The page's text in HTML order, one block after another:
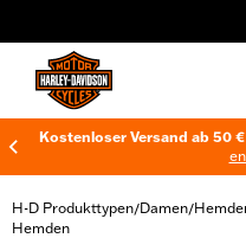
Kostenloser Versand ab 50
H-D Produkttypen/Damen/
Hemden